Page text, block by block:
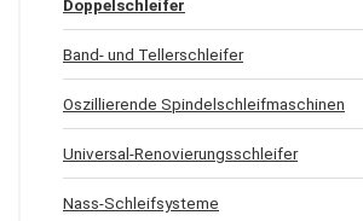
Doppelschleifer
Band- und Tellerschleifer
Oszillierende Spindelschleifmaschinen
Universal-Renovierungsschleifer
Nass-Schleifsysteme